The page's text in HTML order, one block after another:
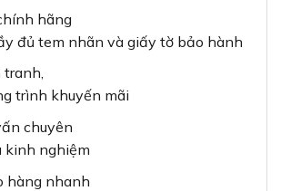
hãng
đủ tem nhãn và giấy tờ bảo hành
tranh,
trình khuyến mãi
chuyên
kinh nghiệm
hàng nhanh